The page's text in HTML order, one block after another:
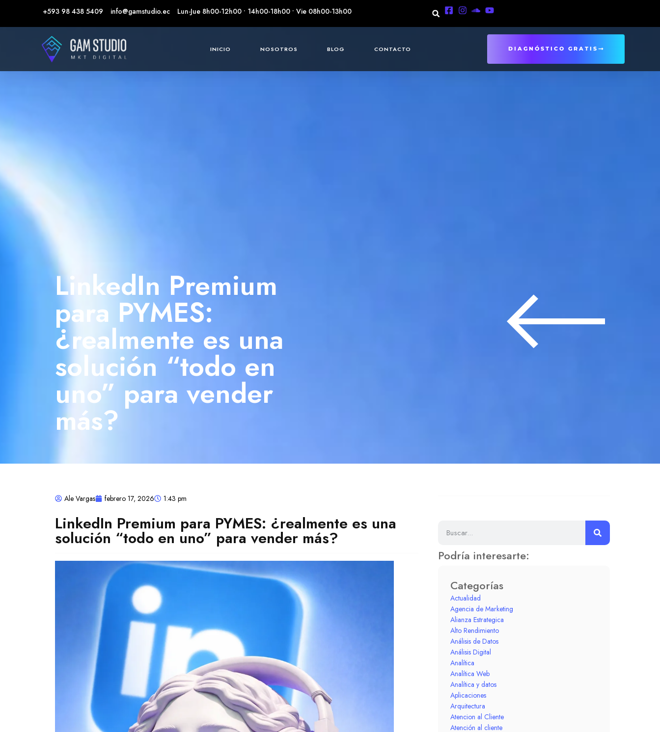
+593 98 438 5409 info@gamstudio.ec Lun-Jue 8h00-12h00 • 14h00-18h00 • Vie 08h00-13h00
INICIO NOSOTROS BLOG CONTACTO DIAGNÓSTICO GRATIS
LinkedIn Premium
para PYMES:
¿realmente es una
solución “todo en
uno” para vender
más?
Ale Vargas febrero 17, 2026 1:43 pm
LinkedIn Premium para PYMES: ¿realmente es una
solución “todo en uno” para vender más?
Podría interesarte:
Categorías
Actualidad
Agencia de Marketing
Alianza Estrategica
Alto Rendimiento
Análisis de Datos
Análisis Digital
Analítica
Analítica Web
Analítica y datos
Aplicaciones
Arquitectura
Atencion al Cliente
Atención al cliente